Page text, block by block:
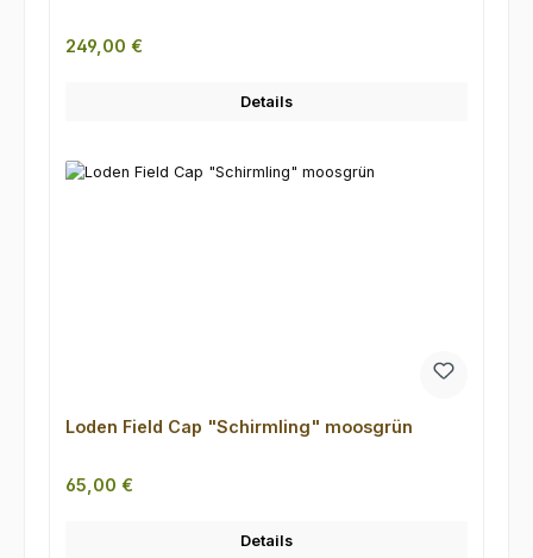
Regulärer Preis:
249,00 €
Details
Loden Field Cap "Schirmling" moosgrün
Regulärer Preis:
65,00 €
Details